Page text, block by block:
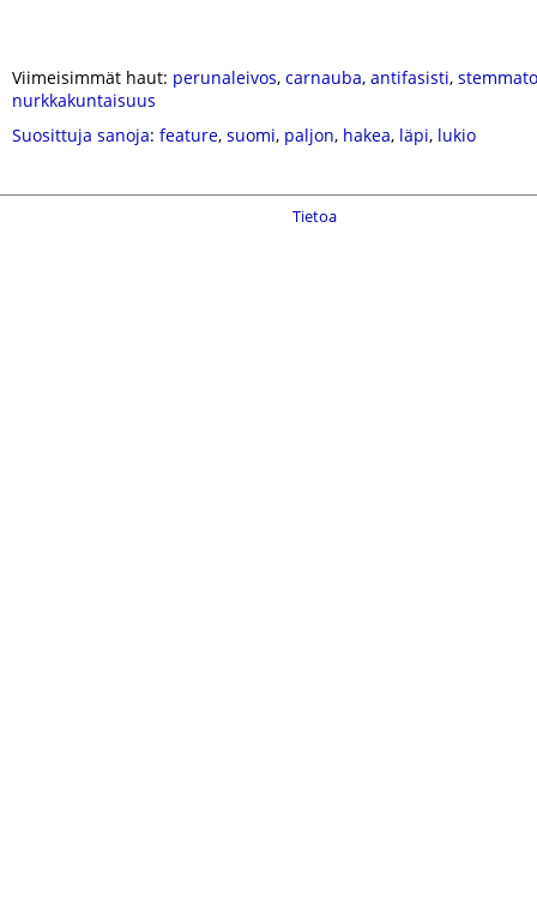
Viimeisimmät haut: perunaleivos, carnauba, antifasisti,
nurkkakuntaisuus
Suosittuja sanoja: feature, suomi, paljon, hakea, läpi, lukio
Tietoa